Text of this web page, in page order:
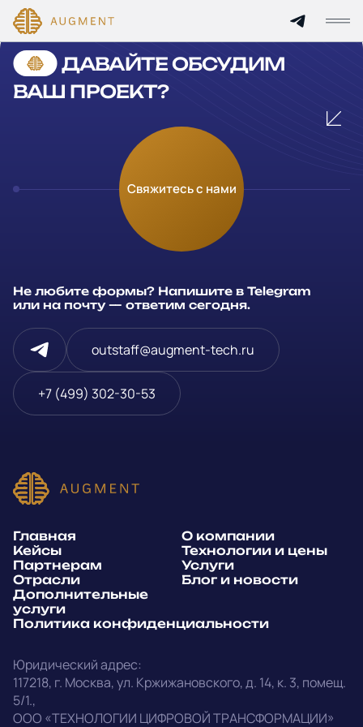
Написать в Telegram
outstaff@augment-tech.ru
Главная
Технологии и цены
Услуги
Отрасли
Блог и новости
Политика
конфиденциальности
Cannot find 'services' template with page 'detail'
ДАВАЙТЕ ОБСУДИМ
ВАШ ПРОЕКТ?
Свяжитесь с нами
Не любите формы? Напишите в Telegram
или на почту — ответим сегодня.
outstaff@augment-tech.ru
+7 (499) 302-30-53
Юридический адрес:
117218, г. Москва,ул. Кржижановского, д. 14, к. 3, помещ.
5/1.,
ООО «ТЕХНОЛОГИИ ЦИФРОВОЙ ТРАНСФОРМАЦИИ»
Главная
О компании
Кейсы
Технологии и цены
Партнерам
Услуги
Отрасли
Блог и новости
Дополнительные
услуги
Политика конфиденциальности
Оставьте заявку
Заполните и отправьте данные и мы свяжемся с вами в
течение рабочего дня
Компания
Телефон*
E-mail
Telegram
WhatsApp
E-mail
Позвонить
Напишите, какие специалисты, в каком количестве и как
срочно нужны на ваш проект
Прикрепить файл